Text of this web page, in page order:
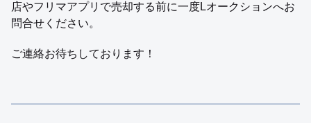
店やフリマアプリで売却する前に一度Lオークションへお
問合せください。
ご連絡お待ちしております！